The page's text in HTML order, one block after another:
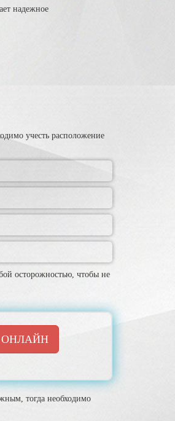
надежное
учесть расположение
осторожностью, чтобы не
ОНЛАЙН
тогда необходимо